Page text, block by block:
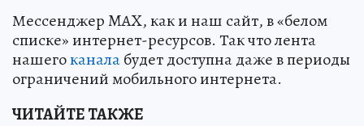
Мессенджер MAX, как и наш сайт, в «белом
списке» интернет-ресурсов. Так что лента
нашегоканалабудет доступна даже в периоды
ограничений мобильного интернета.
ЧИТАЙТЕ ТАКЖЕ